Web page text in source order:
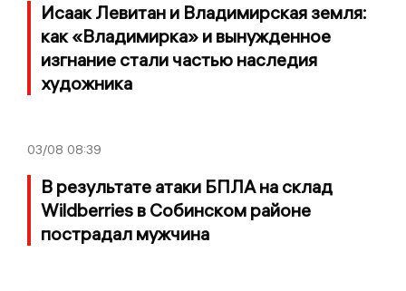
Исаак Левитан и Владимирская земля:
как «Владимирка» и вынужденное
изгнание стали частью наследия
художника
03/08 08:39
В результате атаки БПЛА на склад
Wildberries в Собинском районе
пострадал мужчина